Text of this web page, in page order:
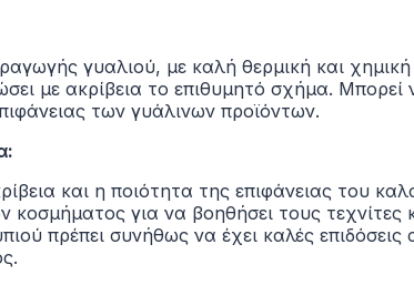
γυαλιού, με καλή θερμική και
με ακρίβεια το επιθυμητό σχήμα.
των γυάλινων προϊόντων.
και η ποιότητα της επιφάνειας του
για να βοηθήσει τους τεχνίτες
πρέπει συνήθως να έχει καλές